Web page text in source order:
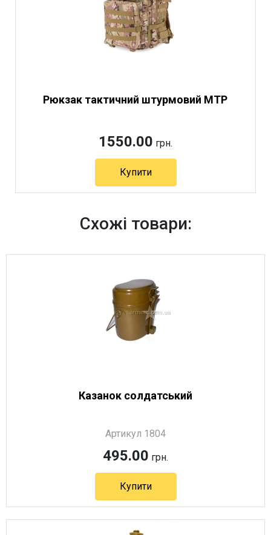
Рюкзак тактичний штурмовий MTP
1550.00 грн.
Купити
Схожі товари:
Казанок солдатський
Артикул 1804
495.00 грн.
Купити